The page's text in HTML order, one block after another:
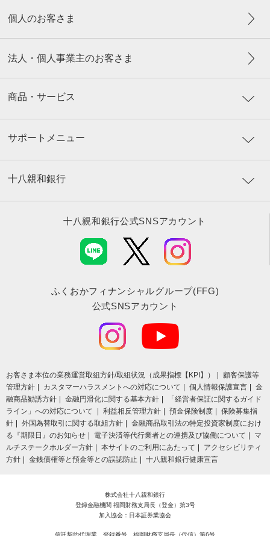
個人のお客さま
法人・個人事業主のお客さま
商品・サービス
サポートメニュー
十八親和銀行
十八親和銀行公式SNSアカウント
ふくおかフィナンシャルグループ(FFG)
公式SNSアカウント
お客さま本位の業務運営取組⽅針/取組状況（成果指標【KPI】）
顧客保護等
管理方針
カスタマーハラスメントへの対応について 個人情報保護宣言
金
融商品勧誘方針
金融円滑化に関する基本方針
「経営者保証に関するガイド
ライン」への対応について
利益相反管理方針 預金保険制度
保険募集指
針
外国為替取引に関する取組方針
金融商品取引法の特定投資家制度におけ
る『期限日』のお知らせ
電子決済等代行業者との連携及び協働について
マ
ルチステークホルダー方針
本サイトのご利用にあたって
アクセシビリティ
方針
金銭債権等と預金等との誤認防止 十八親和銀行健康宣言
株式会社十八親和銀行
登録金融機関 福岡財務支局長（登金）第3号
加入協会：日本証券業協会
信託契約代理業 登録番号 福岡財務支局長（代信）第6号